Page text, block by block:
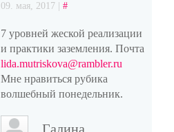
09. мая, 2017 |#
7 уровней жеской реализации
и практики заземления. Почта
lida.mutriskova@rambler.ru
Мне нравиться рубика
волшебный понедельник.
Галина